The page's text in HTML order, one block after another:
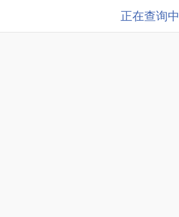
正在查询中